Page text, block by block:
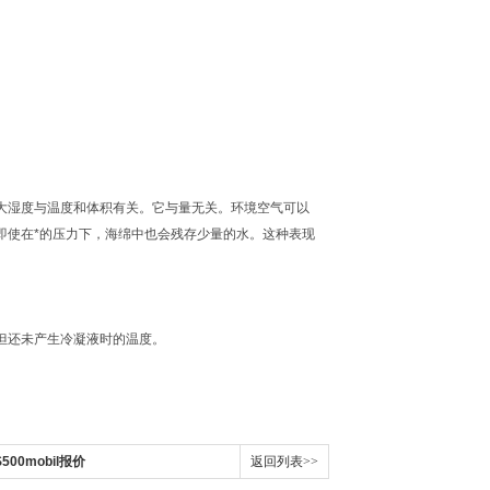
度与温度和体积有关。它与量无关。环境空气可以
在*的压力下，海绵中也会残存少量的水。这种表现
未产生冷凝液时的温度。
报价 返回列表>>